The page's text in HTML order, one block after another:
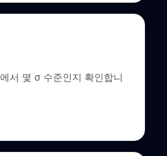
서 몇 σ 수준인지 확인합니